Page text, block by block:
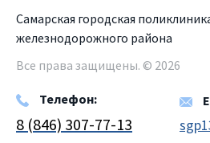
Самарская городская
железнодорожного района
Все права защищены. © 2026
Телефон:
8 (846) 307-77-13